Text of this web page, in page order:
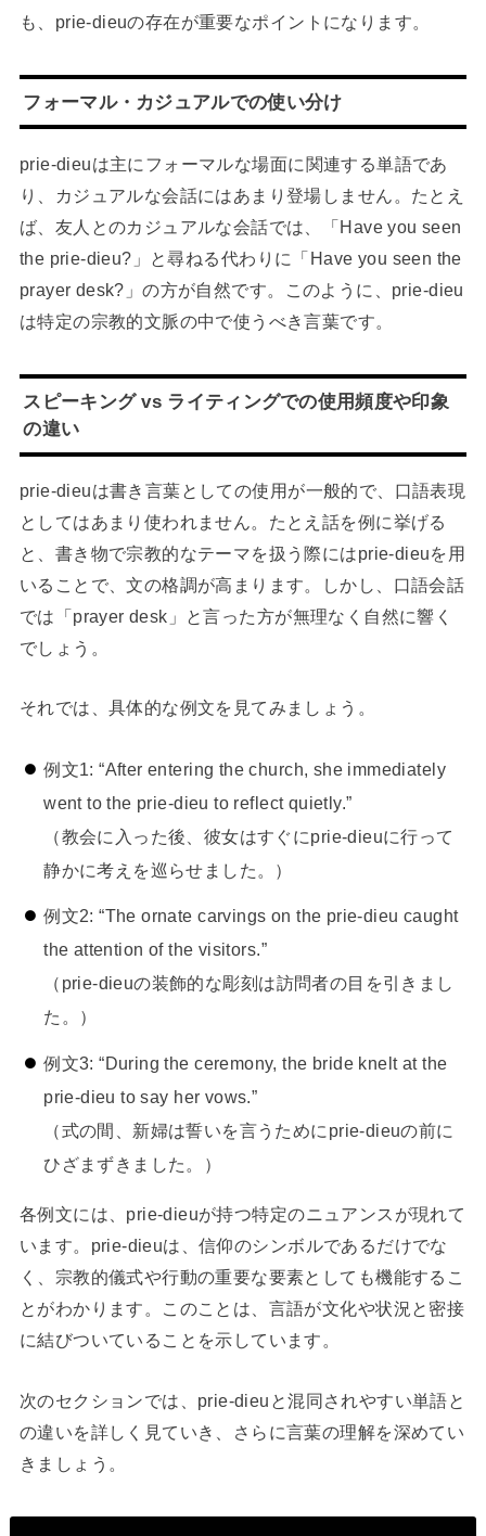
も、prie-dieuの存在が重要なポイントになります。
フォーマル・カジュアルでの使い分け
prie-dieuは主にフォーマルな場面に関連する単語であ
り、カジュアルな会話にはあまり登場しません。たとえ
ば、友人とのカジュアルな会話では、「Have you seen
the prie-dieu?」と尋ねる代わりに「Have you seen the
prayer desk?」の方が自然です。このように、prie-dieu
は特定の宗教的文脈の中で使うべき言葉です。
スピーキング vs ライティングでの使用頻度や印象
の違い
prie-dieuは書き言葉としての使用が一般的で、口語表現
としてはあまり使われません。たとえ話を例に挙げる
と、書き物で宗教的なテーマを扱う際にはprie-dieuを用
いることで、文の格調が高まります。しかし、口語会話
では「prayer desk」と言った方が無理なく自然に響く
でしょう。
それでは、具体的な例文を見てみましょう。
例文1: “After entering the church, she immediately
went to the prie-dieu to reflect quietly.”
（教会に入った後、彼女はすぐにprie-dieuに行って
静かに考えを巡らせました。）
例文2: “The ornate carvings on the prie-dieu caught
the attention of the visitors.”
（prie-dieuの装飾的な彫刻は訪問者の目を引きまし
た。）
例文3: “During the ceremony, the bride knelt at the
prie-dieu to say her vows.”
（式の間、新婦は誓いを言うためにprie-dieuの前に
ひざまずきました。）
各例文には、prie-dieuが持つ特定のニュアンスが現れて
います。prie-dieuは、信仰のシンボルであるだけでな
く、宗教的儀式や行動の重要な要素としても機能するこ
とがわかります。このことは、言語が文化や状況と密接
に結びついていることを示しています。
次のセクションでは、prie-dieuと混同されやすい単語と
の違いを詳しく見ていき、さらに言葉の理解を深めてい
きましょう。